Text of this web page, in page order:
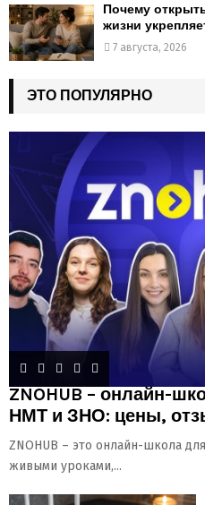
Почему
жизни
7 августа, 2026
ЭТО ПОПУЛЯРНО
ZNOHUB – онлайн-
НМТ и ЗНО: цены,
ZNOHUB – это онлайн-школа
живыми уроками,...